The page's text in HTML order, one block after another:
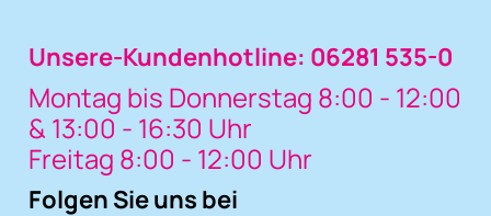
Unsere-Kundenhotline: 06281 535-0
Montag bis Donnerstag 8:00 - 12:00
& 13:00 - 16:30 Uhr
Freitag 8:00 - 12:00 Uhr
Folgen Sie uns bei